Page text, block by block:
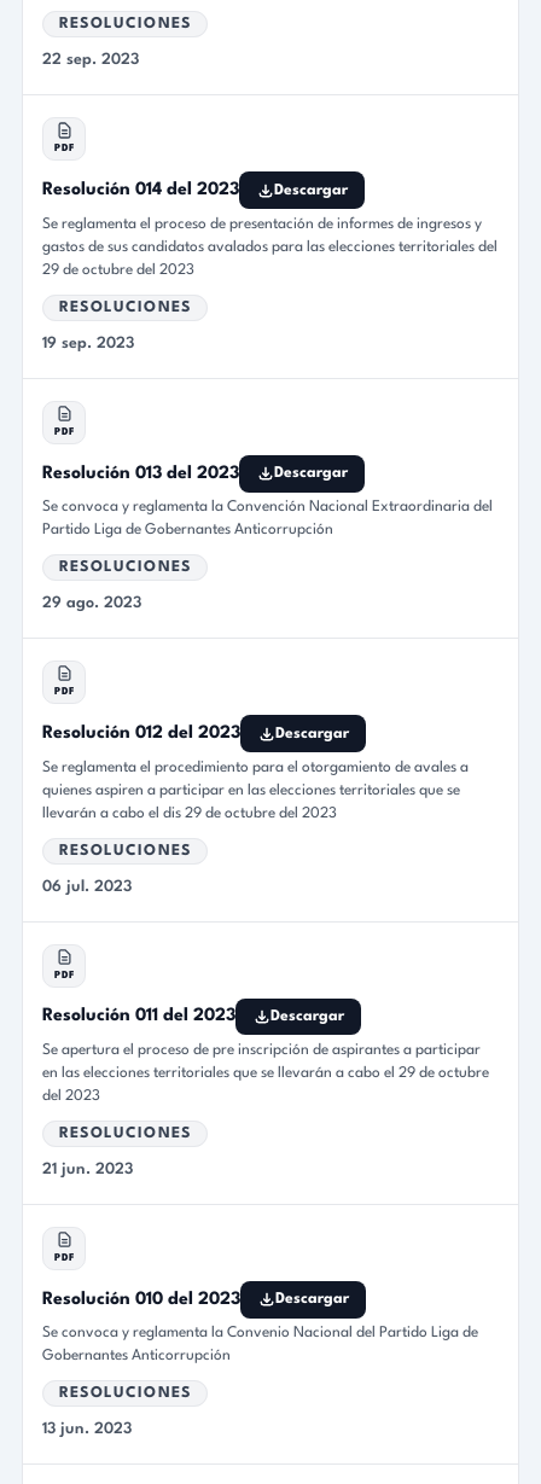
RESOLUCIONES
22 sep. 2023
PDF
Resolución 014 del 2023 Descargar
Se reglamenta el proceso de presentación de informes de ingresos y
gastos de sus candidatos avalados para las elecciones territoriales del
29 de octubre del 2023
RESOLUCIONES
19 sep. 2023
PDF
Resolución 013 del 2023 Descargar
Se convoca y reglamenta la Convención Nacional Extraordinaria del
Partido Liga de Gobernantes Anticorrupción
RESOLUCIONES
29 ago. 2023
PDF
Resolución 012 del 2023 Descargar
Se reglamenta el procedimiento para el otorgamiento de avales a
quienes aspiren a participar en las elecciones territoriales que se
llevarán a cabo el dis 29 de octubre del 2023
RESOLUCIONES
06 jul. 2023
PDF
Resolución 011 del 2023 Descargar
Se apertura el proceso de pre inscripción de aspirantes a participar
en las elecciones territoriales que se llevarán a cabo el 29 de octubre
del 2023
RESOLUCIONES
21 jun. 2023
PDF
Resolución 010 del 2023 Descargar
Se convoca y reglamenta la Convenio Nacional del Partido Liga de
Gobernantes Anticorrupción
RESOLUCIONES
13 jun. 2023